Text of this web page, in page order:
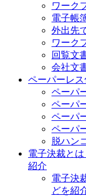
ワーク
電子帳
外出先
ワーク
回覧文
会社文
ペーパーレ
ペーパ
ペーパ
ペーパ
ペーパ
脱ハン
電子決裁と
紹介
電子決
どを紹